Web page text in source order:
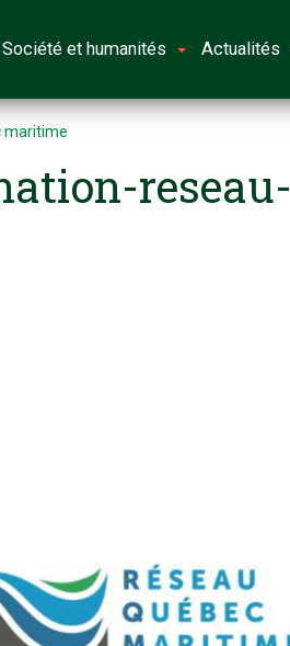
Société et humanités Actualités
maritime
reseau-